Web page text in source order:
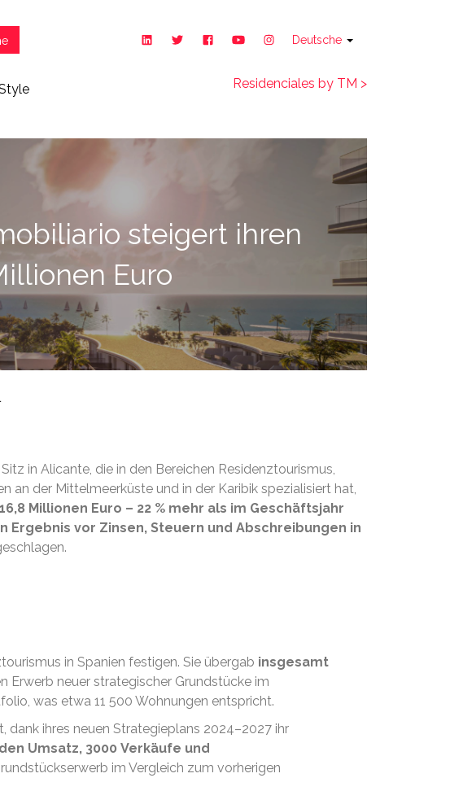
Deutsche
Residenciales by TM >
steigert ihren
Euro
in Alicante, die in den Bereichen Residenztourismus,
an der Mittelmeerküste und in der Karibik spezialisiert hat,
Millionen Euro – 22 % mehr als im Geschäftsjahr
Ergebnis vor Zinsen, Steuern und Abschreibungen in
in Spanien festigen. Sie übergab insgesamt
Erwerb neuer strategischer Grundstücke im
was etwa 11 500 Wohnungen entspricht.
dank ihres neuen Strategieplans 2024–2027 ihr
Umsatz, 3000 Verkäufe und
im Vergleich zum vorherigen